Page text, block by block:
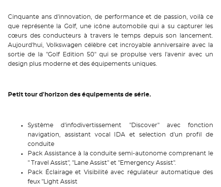
Cinquante ans d'innovation, de performance et de passion, voilà ce
que représente la Golf, une icône automobile qui a su capturer les
cœurs des conducteurs à travers le temps depuis son lancement.
Aujourd'hui, Volkswagen célèbre cet incroyable anniversaire avec la
sortie de la "Golf Edition 50" qui se propulse vers l'avenir avec un
design plus moderne et des équipements uniques.
Petit tour d'horizon des équipements de série.
Système d'infodivertissement "Discover" avec fonction
navigation, assistant vocal IDA et selection d'un profil de
conduite
Pack Assistance à la conduite semi-autonome comprenant le
" Travel Assist", "Lane Assist" et "Emergency Assist".
Pack Éclairage et Visibilité avec régulateur automatique des
feux "Light Assist